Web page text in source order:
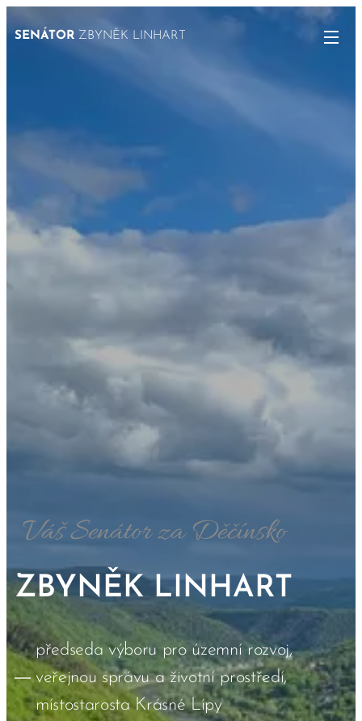
SENÁTOR ZBYNĚK LINHART
Váš Senátor za Děčínsko
ZBYNĚK LINHART
předseda výboru pro územní rozvoj,
veřejnou správu a životní prostředí,
místostarosta Krásné Lípy